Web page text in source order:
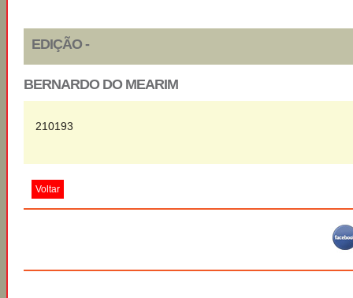
EDIÇÃO -
BERNARDO DO MEARIM
210193
Voltar